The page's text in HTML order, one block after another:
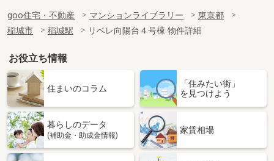
goo住宅・不動産 マンションライブラリー
東京都
稲城市
稲城駅 リベレ向陽台４号棟 物件詳細
お役立ち情報
住まいのコラム
「住みたい街」
を見つけよう
暮らしのデータ
(補助金・助成金情報)
家賃相場